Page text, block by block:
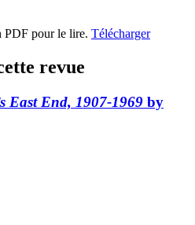
PDF pour le lire. Télécharger
revue
East End, 1907-1969 by